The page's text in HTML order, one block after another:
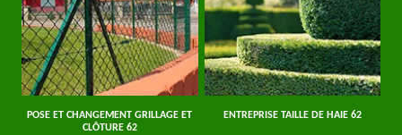
POSE ET CHANGEMENT GRILLAGE ET
CLÔTURE 62
ENTREPRISE TAILLE DE HAIE 62